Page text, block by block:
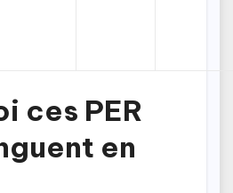
ces PER
en